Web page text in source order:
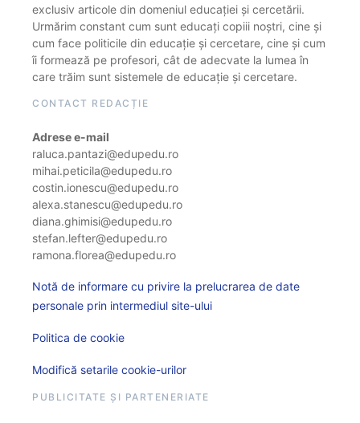
exclusiv articole din domeniul educației și cercetării.
Urmărim constant cum sunt educați copiii noștri, cine și
cum face politicile din educație și cercetare, cine și cum
îi formează pe profesori, cât de adecvate la lumea în
care trăim sunt sistemele de educație și cercetare.
CONTACT REDACȚIE
Adrese e-mail
raluca.pantazi@edupedu.ro
mihai.peticila@edupedu.ro
costin.ionescu@edupedu.ro
alexa.stanescu@edupedu.ro
diana.ghimisi@edupedu.ro
stefan.lefter@edupedu.ro
ramona.florea@edupedu.ro
Notă de informare cu privire la prelucrarea de date
personale prin intermediul site-ului
Politica de cookie
Modifică setarile cookie-urilor
PUBLICITATE ȘI PARTENERIATE